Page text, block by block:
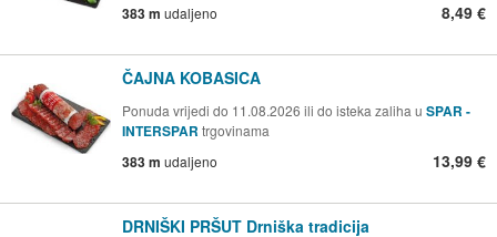
383 m udaljeno 8,49 €
ČAJNA KOBASICA
Ponuda vrijedi do 11.08.2026 ili do isteka zaliha u SPAR -
INTERSPAR trgovinama
383 m udaljeno 13,99 €
DRNIŠKI PRŠUT Drniška tradicija